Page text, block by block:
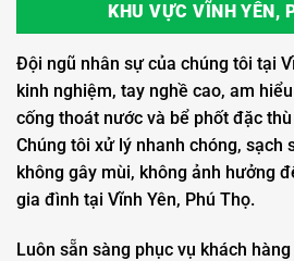
KHU VỰC VĨNH YÊN,
Đội ngũ nhân sự của chúng tôi tại
kinh nghiệm, tay nghề cao, am
cống thoát nước và bể phốt đặc
Chúng tôi xử lý nhanh chóng, sạch
không gây mùi, không ảnh hưởng
gia đình tại Vĩnh Yên, Phú Thọ.
Luôn sẵn sàng phục vụ khách